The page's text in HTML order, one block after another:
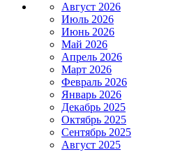
Август 2026
Июль 2026
Июнь 2026
Май 2026
Апрель 2026
Март 2026
Февраль 2026
Январь 2026
Декабрь 2025
Октябрь 2025
Сентябрь 2025
Август 2025